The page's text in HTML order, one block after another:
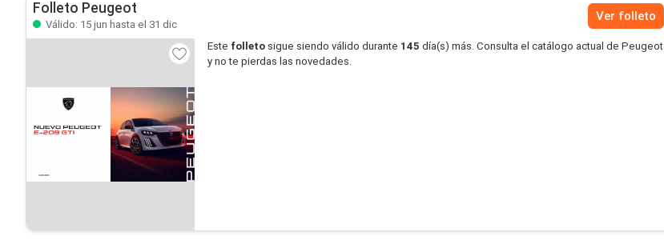
Folleto Peugeot
Válido: 15 jun hasta el 31 dic
Ver folleto
Este folleto sigue siendo válido durante 145 día(s) más. Consulta el catálogo actual de Peugeot
y no te pierdas las novedades.